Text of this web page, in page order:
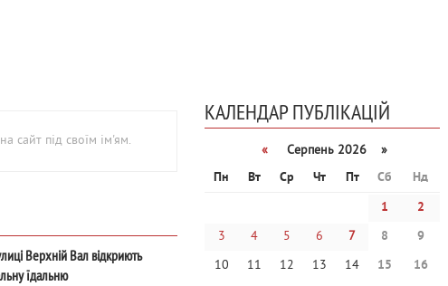
сайт під своїм ім'ям.
Верхній Вал відкриють
їдальню
КАЛЕНДАР ПУБЛІКАЦІЙ
«
Серпень 2026 »
Пн
Вт Ср Чт Пт Сб
Нд
1
2
3
4 5 6 7 8
9
10
11 12 13 14 15
16